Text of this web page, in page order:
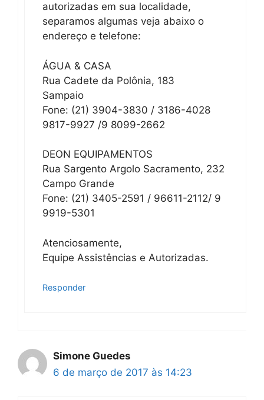
autorizadas em sua localidade,
separamos algumas veja abaixo o
endereço e telefone:
ÁGUA & CASA
Rua Cadete da Polônia, 183
Sampaio
Fone: (21) 3904-3830 / 3186-4028
9817-9927 /9 8099-2662
DEON EQUIPAMENTOS
Rua Sargento Argolo Sacramento, 232
Campo Grande
Fone: (21) 3405-2591 / 96611-2112/ 9
9919-5301
Atenciosamente,
Equipe Assistências e Autorizadas.
Responder
Simone Guedes
6 de março de 2017 às 14:23